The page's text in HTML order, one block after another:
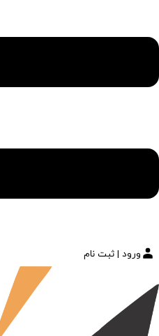
ورود | ثبت نام